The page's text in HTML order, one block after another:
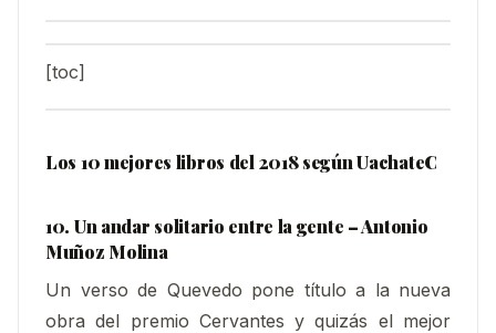
[toc]
Los 10 mejores libros del 2018 según UachateC
10. Un andar solitario entre la gente – Antonio
Muñoz Molina
Un verso de Quevedo pone título a la nueva
obra del premio Cervantes y quizás el mejor